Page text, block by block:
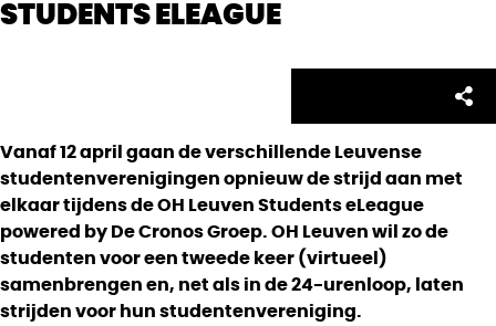
STUDENTS ELEAGUE
Vanaf 12 april gaan de verschillende Leuvense
studentenverenigingen opnieuw de strijd aan met
elkaar tijdens de OH Leuven Students eLeague
powered by De Cronos Groep. OH Leuven wil zo de
studenten voor een tweede keer (virtueel)
samenbrengen en, net als in de 24-urenloop, laten
strijden voor hun studentenvereniging.